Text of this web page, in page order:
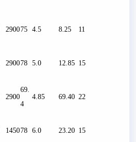
290075 4.5 8.25 11
290078 5.0 12.85 15
2900
69.
4
4.85 69.40 22
145078 6.0 23.20 15